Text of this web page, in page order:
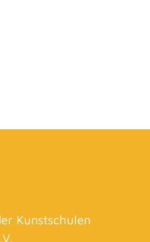
Kunstschulen